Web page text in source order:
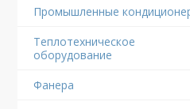
Промышленные
Теплотехническое
оборудование
Фанера